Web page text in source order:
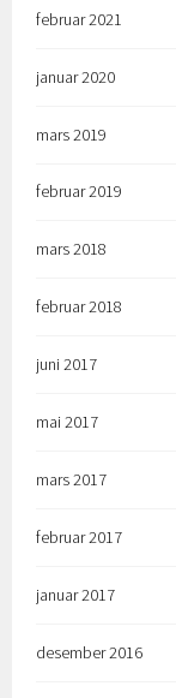
februar 2021
januar 2020
mars 2019
februar 2019
mars 2018
februar 2018
juni 2017
mai 2017
mars 2017
februar 2017
januar 2017
desember 2016